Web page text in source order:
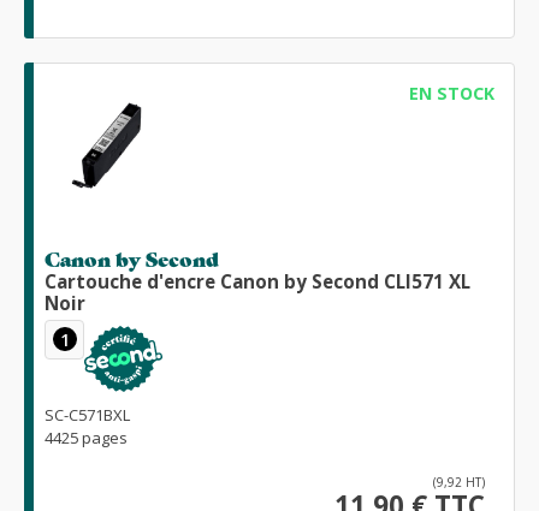
EN STOCK
Canon by Second
Cartouche d'encre Canon by Second CLI571 XL
Noir
1
SC-C571BXL
4425 pages
(9,92 HT)